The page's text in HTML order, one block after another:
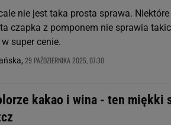
nie jest taka prosta sprawa.
czapka z pomponem nie sprawia
super cenie.
29 PAŹDZIERNIKA 2025, 07:30
kakao i wina - ten miękki